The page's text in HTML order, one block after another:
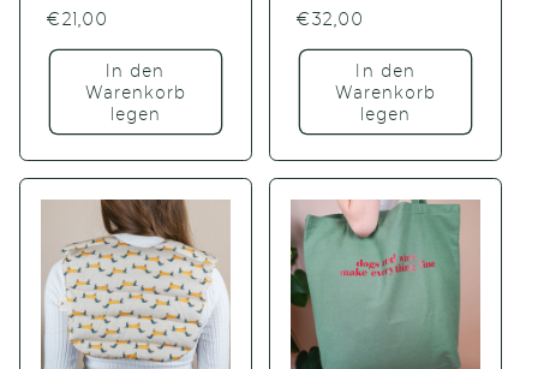
Normaler
Preis
€21,00
In den
Warenkorb
legen
Normaler
Preis
€32,00
In den
Warenkorb
legen